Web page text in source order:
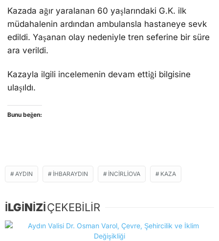
Kazada ağır yaralanan 60 yaşlarındaki G.K. ilk
müdahalenin ardından ambulansla hastaneye sevk
edildi. Yaşanan olay nedeniyle tren seferine bir süre
ara verildi.
Kazayla ilgili incelemenin devam ettiği bilgisine
ulaşıldı.
Bunu beğen:
AYDIN İHBARAYDIN İNCIRLIOVA KAZA
İLGİNİZİÇEKEBİLİR